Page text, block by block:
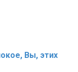
Вы, этих